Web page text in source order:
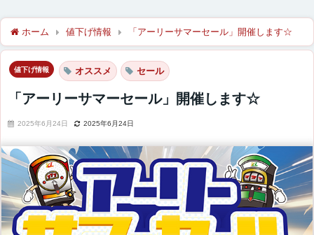
ホーム 値下げ情報 「アーリーサマーセール」開催します☆
値下げ情報 オススメ セール
「アーリーサマーセール」開催します☆
2025年6月24日 2025年6月24日